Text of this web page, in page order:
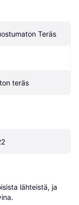
Teräs
teräs
lähteistä, ja